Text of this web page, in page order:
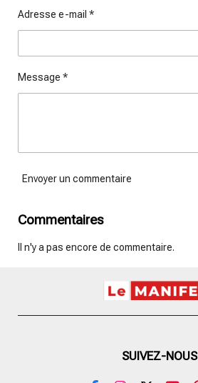
Adresse e-mail *
Message *
Envoyer un commentaire
Commentaires
Il n'y a pas encore de commentaire.
SUIVEZ-NOUS